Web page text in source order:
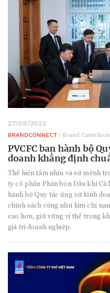
27/09/2022
BRANDCONNECT | Brand
PVCFC ban hành bộ
doanh khẳng định
Thể hiện tầm nhìn và sứ mệnh
ty cổ phần Phân bón Dầu khí Cà
hành bộ Quy tắc ứng xử kinh
chính sách cũng như kim chỉ
cao hơn, giữ vững vị thế trong
giá trị doanh nghiệp.